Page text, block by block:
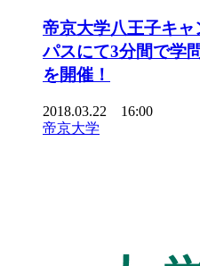
帝京大学八王子キ
パスにて3分間で学
を開催！
2018.03.22 16:00
帝京大学